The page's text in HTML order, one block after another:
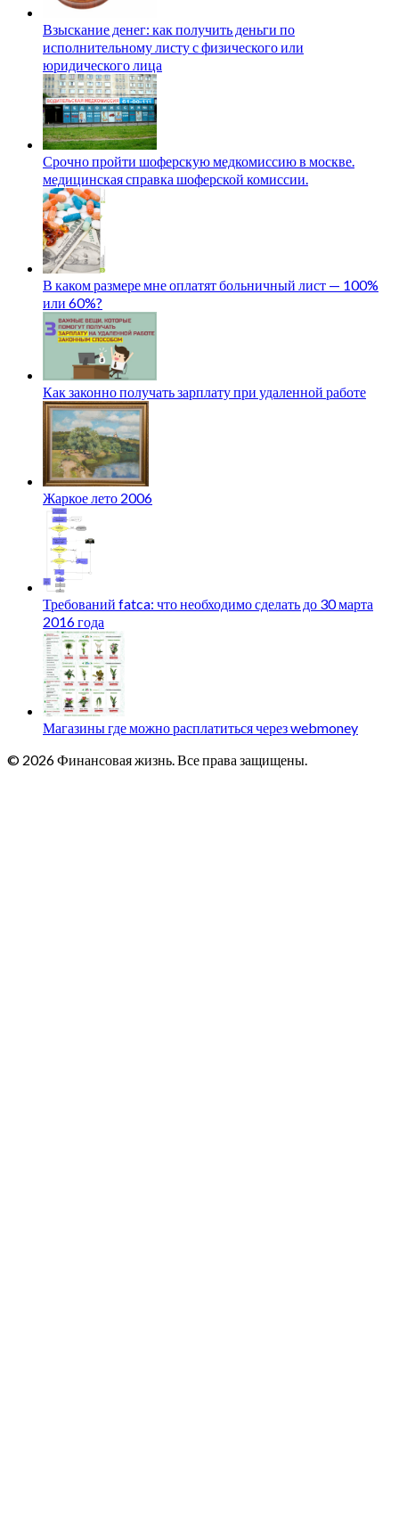
Взыскание денег: как получить деньги по
исполнительному листу с физического или
юридического лица
Срочно пройти шоферскую медкомиссию в москве.
медицинская справка шоферской комиссии.
В каком размере мне оплатят больничный лист — 100%
или 60%?
Как законно получать зарплату при удаленной работе
Жаркое лето 2006
Требований fatca: что необходимо сделать до 30 марта
2016 года
Магазины где можно расплатиться через webmoney
© 2026 Финансовая жизнь. Все права защищены.